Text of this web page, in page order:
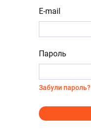
E-mail
Пароль
Забули пароль?